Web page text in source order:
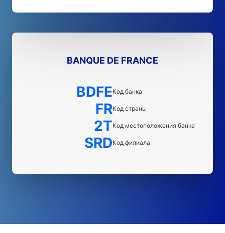
BANQUE DE FRANCE
BDFEКод банка
FRКод страны
2TКод местоположения банка
SRDКод филиала